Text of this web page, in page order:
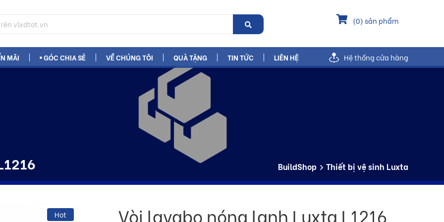
(0) sản phẩm
MÃI GÓC CHIA SẺ VỀ CHÚNG TÔI QUÀ TẶNG TIN TỨC LIÊN HỆ Hệ thống cửa hàng
BuildShop Thiết bị vệ sinh Luxta
Hot Vòi lavabo nóng lạnh Luxta L1216